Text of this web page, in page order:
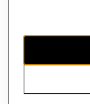
CAMBIAR REGIÓN